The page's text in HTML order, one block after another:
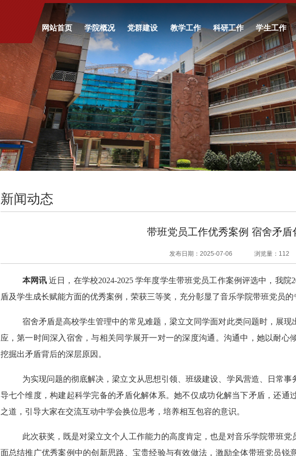
网站首页 学院概况 党群建设 教学工作 科研工作 学生工作
新闻动态
带班党员工作优秀案例 宿舍矛盾
发布日期：2025-07-06 浏览量： 112
本网讯近日，在学校2024-2025 学年度学生带班党员工作案例评选中，我
盾及学生成长赋能方面的优秀案例，荣获三等奖，充分彰显了音乐学院带班党员的
宿舍矛盾是高校学生管理中的常见难题，梁立文同学面对此类问题时，展
应，第一时间深入宿舍，与相关同学展开一对一的深度沟通。沟通中，她以耐
挖掘出矛盾背后的深层原因。
为实现问题的彻底解决，梁立文从思想引领、班级建设、学风营造、日常
导七个维度，构建起科学完备的矛盾化解体系。她不仅成功化解当下矛盾，还通
之道，引导大家在交流互动中学会换位思考，培养相互包容的意识。
此次获奖，既是对梁立文个人工作能力的高度肯定，也是对音乐学院带班
面总结推广优秀案例中的创新思路、宝贵经验与有效做法，激励全体带班党员锐